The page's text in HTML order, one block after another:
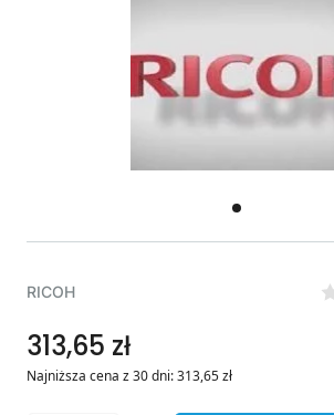
RICOH
313,65 zł
Najniższa cena z 30 dni:313,65zł